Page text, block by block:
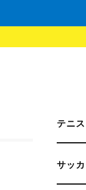
テニ
サッ